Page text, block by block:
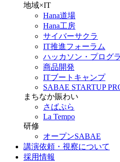
地域×IT
Hana道場
Hana工房
サイバーサクラ
IT推進フォーラム
ハッカソン・プログ
商品開発
ITブートキャンプ
SABAE STARTUP
まちなか賑わい
さばぷら
La Tempo
研修
オープンSABAE
講演依頼・視察について
採用情報